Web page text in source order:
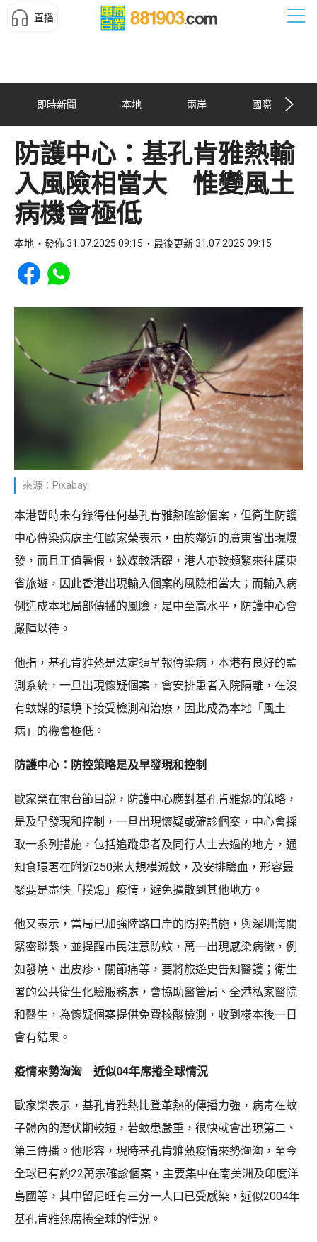
直播
即時新聞 本地 兩岸 國際
防護中心：基孔肯雅熱輸
入風險相當大 惟變風土
病機會極低
本地 發佈 31.07.2025 09:15 最後更新 31.07.2025 09:15
Share to Facebook
Share to WhatsApp
來源：Pixabay
本港暫時未有錄得任何基孔肯雅熱確診個案，但衛生防護
中心傳染病處主任歐家榮表示，由於鄰近的廣東省出現爆
發，而且正值暑假，蚊媒較活躍，港人亦較頻繁來往廣東
省旅遊，因此香港出現輸入個案的風險相當大；而輸入病
例造成本地局部傳播的風險，是中至高水平，防護中心會
嚴陣以待。
他指，基孔肯雅熱是法定須呈報傳染病，本港有良好的監
測系統，一旦出現懷疑個案，會安排患者入院隔離，在沒
有蚊媒的環境下接受檢測和治療，因此成為本地「風土
病」的機會極低。
防護中心：防控策略是及早發現和控制
歐家榮在電台節目說，防護中心應對基孔肯雅熱的策略，
是及早發現和控制，一旦出現懷疑或確診個案，中心會採
取一系列措施，包括追蹤患者及同行人士去過的地方，通
知食環署在附近250米大規模滅蚊，及安排驗血，形容最
緊要是盡快「撲熄」疫情，避免擴散到其他地方。
他又表示，當局已加強陸路口岸的防控措施，與深圳海關
緊密聯繫，並提醒市民注意防蚊，萬一出現感染病徵，例
如發燒、出皮疹、關節痛等，要將旅遊史告知醫護；衛生
署的公共衛生化驗服務處，會協助醫管局、全港私家醫院
和醫生，為懷疑個案提供免費核酸檢測，收到樣本後一日
會有結果。
疫情來勢洶洶 近似04年席捲全球情況
歐家榮表示，基孔肯雅熱比登革熱的傳播力強，病毒在蚊
子體內的潛伏期較短，若蚊患嚴重，很快就會出現第二、
第三傳播。他形容，現時基孔肯雅熱疫情來勢洶洶，至今
全球已有約22萬宗確診個案，主要集中在南美洲及印度洋
島國等，其中留尼旺有三分一人口已受感染，近似2004年
基孔肯雅熱席捲全球的情況。